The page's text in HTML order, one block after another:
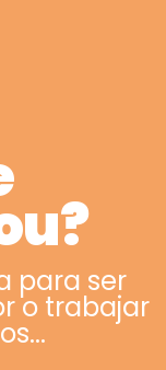
para ser
o trabajar